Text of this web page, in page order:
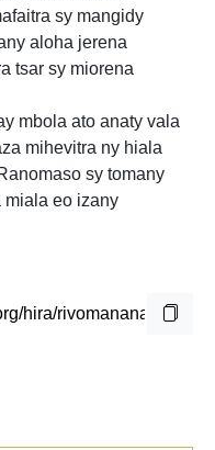
sy mangidy
aloha jerena
tsar sy miorena
mbola ato anaty vala
mihevitra ny hiala
sy tomany
miala eo izany